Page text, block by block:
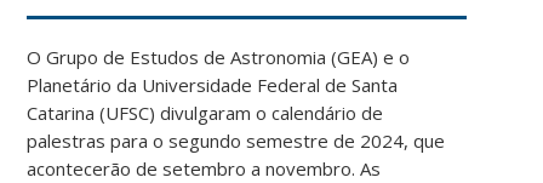
O Grupo de Estudos de Astronomia (GEA) e o
Planetário da Universidade Federal de Santa
Catarina (UFSC) divulgaram o calendário de
palestras para o segundo semestre de 2024, que
acontecerão de setembro a novembro. As